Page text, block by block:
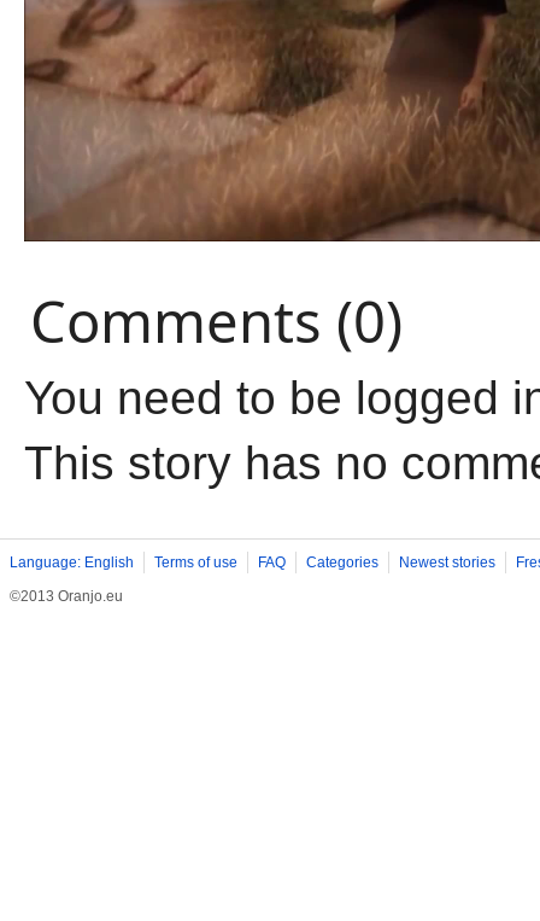
Comments (0)
You need to be logged
This story has no
Language: English Terms of use FAQ Categories Newest stories
©2013 Oranjo.eu